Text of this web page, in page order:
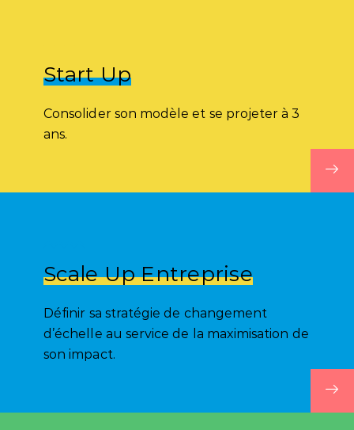
Start Up
Consolider son modèle et se projeter à 3
ans.
Scale Up Entreprise
Définir sa stratégie de changement
d’échelle au service de la maximisation de
son impact.